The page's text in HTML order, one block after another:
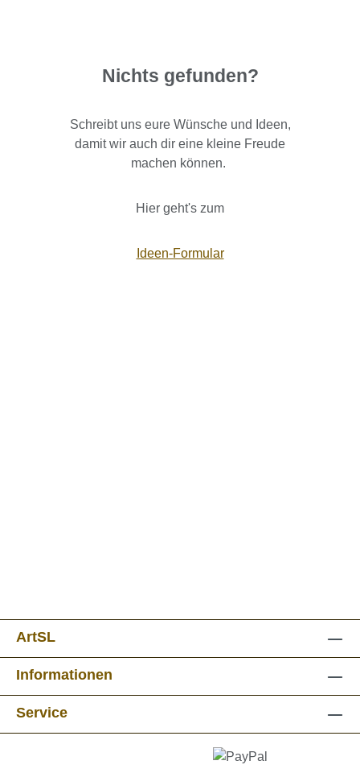
Nichts gefunden?
Schreibt uns eure Wünsche und Ideen,
damit wir auch dir eine kleine Freude
machen können.
Hier geht's zum
Ideen-Formular
ArtSL
Informationen
Service